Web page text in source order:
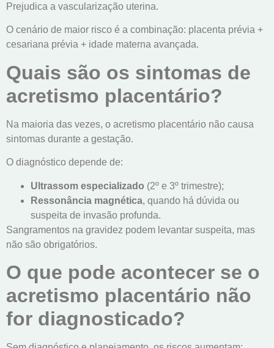
Prejudica a vascularização uterina.
O cenário de maior risco é a combinação: placenta prévia +
cesariana prévia + idade materna avançada.
Quais são os sintomas de
acretismo placentário?
Na maioria das vezes, o acretismo placentário não causa
sintomas durante a gestação.
O diagnóstico depende de:
Ultrassom especializado (2º e 3º trimestre);
Ressonância magnética, quando há dúvida ou
suspeita de invasão profunda.
Sangramentos na gravidez podem levantar suspeita, mas
não são obrigatórios.
O que pode acontecer se o
acretismo placentário não
for diagnosticado?